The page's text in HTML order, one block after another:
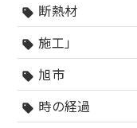
sell 断熱材
sell 施工」
sell 旭市
sell 時の経過